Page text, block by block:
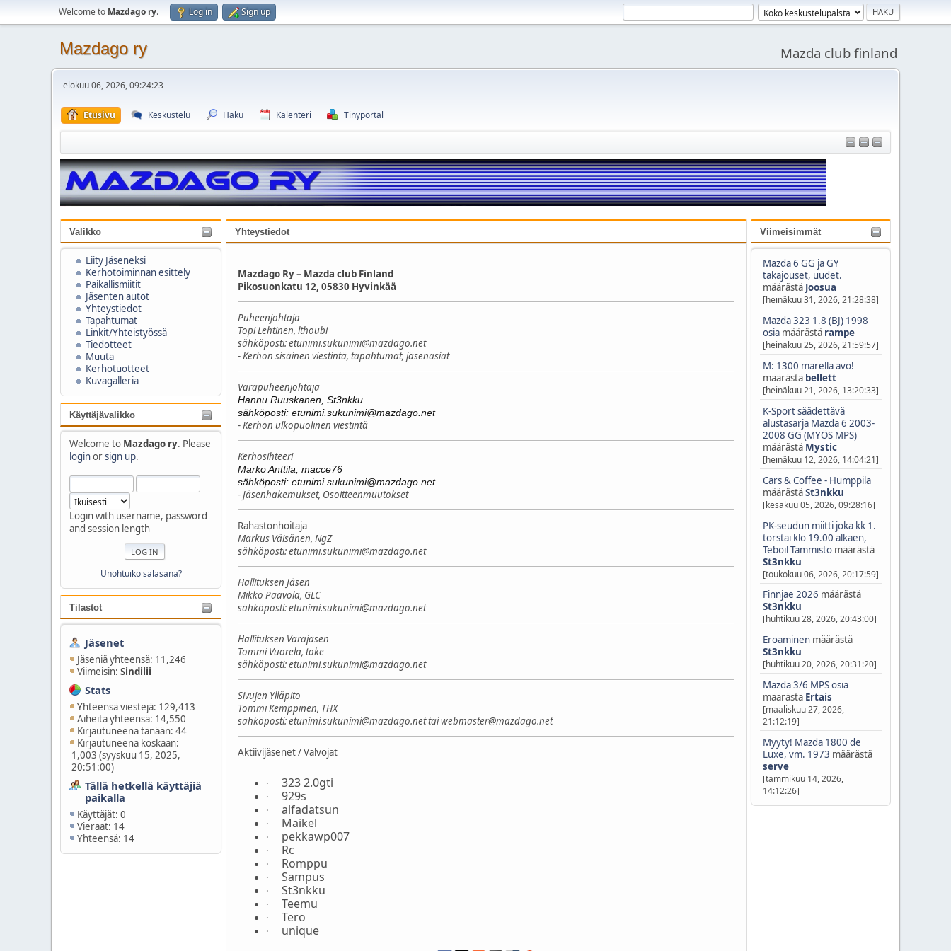
Welcome to Mazdago ry. Log in Sign up
Mazdago ry Mazda club finland
elokuu 06, 2026, 09:24:23
Etusivu Keskustelu Haku Kalenteri Tinyportal
Valikko
Liity Jäseneksi
Kerhotoiminnan esittely
Paikallismiitit
Jäsenten autot
Yhteystiedot
Tapahtumat
Linkit/Yhteistyössä
Tiedotteet
Muuta
Kerhotuotteet
Kuvagalleria
Käyttäjävalikko
Welcome to Mazdago ry. Please
loginorsign up.
Login with username, password
and session length
Unohtuiko salasana?
Tilastot
Jäsenet
Jäseniä yhteensä: 11,246
Viimeisin:Sindilii
Stats
Yhteensä viestejä: 129,413
Aiheita yhteensä: 14,550
Kirjautuneena tänään: 44
Kirjautuneena koskaan:
1,003 (syyskuu 15, 2025,
20:51:00)
Tällä hetkellä käyttäjiä
paikalla
Käyttäjät: 0
Vieraat: 14
Yhteensä: 14
Viimeisimmät
Mazda 6 GG ja GY
takajouset, uudet.
määrästä Joosua
[heinäkuu 31, 2026, 21:28:38]
Mazda 323 1.8 (BJ) 1998
osiamäärästä rampe
[heinäkuu 25, 2026, 21:59:57]
M: 1300 marella avo!
määrästä bellett
[heinäkuu 21, 2026, 13:20:33]
K-Sport säädettävä
alustasarja Mazda 6 2003-
2008 GG (MYÖS MPS)
määrästä Mystic
[heinäkuu 12, 2026, 14:04:21]
Cars & Coffee - Humppila
määrästäSt3nkku
[kesäkuu 05, 2026, 09:28:16]
PK-seudun miitti joka kk 1.
torstai klo 19.00 alkaen,
Teboil Tammistomäärästä
St3nkku
[toukokuu 06, 2026, 20:17:59]
Finnjae 2026 määrästä
St3nkku
[huhtikuu 28, 2026, 20:43:00]
Eroaminenmäärästä
St3nkku
[huhtikuu 20, 2026, 20:31:20]
Mazda 3/6 MPS osia
määrästä Ertais
[maaliskuu 27, 2026,
21:12:19]
Myyty! Mazda 1800 de
Luxe, vm. 1973 määrästä
serve
[tammikuu 14, 2026,
14:12:26]
Yhteystiedot
Mazdago Ry – Mazda club Finland
Pikosuonkatu 12, 05830 Hyvinkää
Puheenjohtaja
Topi Lehtinen, lthoubi
sähköposti: etunimi.sukunimi@mazdago.net
- Kerhon sisäinen viestintä, tapahtumat, jäsenasiat
Varapuheenjohtaja
Hannu Ruuskanen, St3nkku
sähköposti: etunimi.sukunimi@mazdago.net
- Kerhon ulkopuolinen viestintä
Kerhosihteeri
Marko Anttila, macce76
sähköposti: etunimi.sukunimi@mazdago.net
- Jäsenhakemukset, Osoitteenmuutokset
Rahastonhoitaja
Markus Väisänen, NgZ
sähköposti: etunimi.sukunimi@mazdago.net
Hallituksen Jäsen
Mikko Paavola, GLC
sähköposti: etunimi.sukunimi@mazdago.net
Hallituksen Varajäsen
Tommi Vuorela, toke
sähköposti: etunimi.sukunimi@mazdago.net
Sivujen Ylläpito
Tommi Kemppinen, THX
sähköposti: etunimi.sukunimi@mazdago.net tai webmaster@mazdago.net
Aktiivijäsenet / Valvojat
· 323 2.0gti
· 929s
· alfadatsun
· Maikel
· pekkawp007
· Rc
· Romppu
· Sampus
· St3nkku
· Teemu
· Tero
· unique